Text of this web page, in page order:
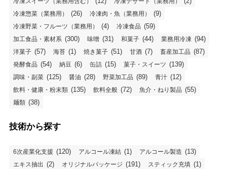
冷凍惣菜（業務用） (26) 冷凍肉・魚（業務用） (9)
冷凍野菜・フルーツ（業務用） (4) 冷凍食品 (59)
加工食品・素材系 (300) 味噌 (31) 和菓子 (44) 業務用冷凍 (94)
洋菓子 (57) 海苔 (1) 焼き菓子 (51) 甘酒 (7) 畜産加工品 (87)
発酵食品 (54) 納豆 (6) 缶詰 (15) 菓子・スイーツ (139)
調味・副菜 (125) 醤油 (28) 野菜加工品 (89) 青汁 (12)
飲料・健康・粉末類 (135) 飲料全般 (72) 魚介・ねり製品 (55)
麺類 (38)
技術から探す
6次産業化支援 (120) アルコール凍結 (1) アルコール製造 (13)
エキス抽出 (2) オリジナルパッケージ (191) スティック充填 (1)